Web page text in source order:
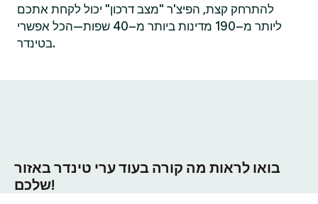
להתרחק קצת, הפיצ'ר "מצב דרכון" יכול לקחת אתכם
ליותר מ–190 מדינות ביותר מ–40 שפות—הכל אפשרי
בטינדר.
בואו לראות מה קורה בעוד ערי טינדר באזור
שלכם!